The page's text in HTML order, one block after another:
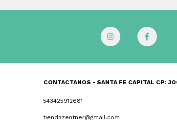
CONTACTANOS - SANTA FE CAPITAL CP:
543425912681
tiendazentner@gmail.com